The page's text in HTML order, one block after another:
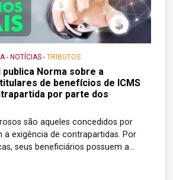
-NOTÍCIAS -TRIBUTOS
Norma sobre a
de benefícios de ICMS
por parte dos
são aqueles concedidos por
exigência de contrapartidas. Por
seus beneficiários possuem a
do benefício fiscal durante o prazo
as exigências estabelecidas.